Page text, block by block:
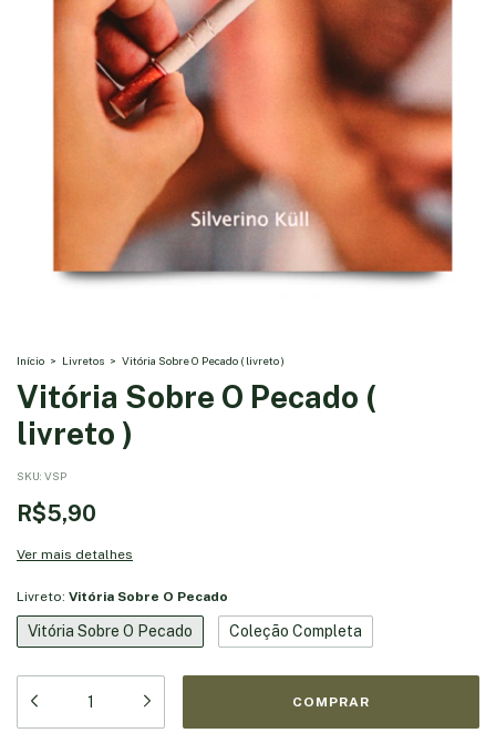
Início > Livretos > Vitória Sobre O Pecado ( livreto )
Vitória Sobre O Pecado (
livreto )
SKU: VSP
R$5,90
Ver mais detalhes
Livreto: Vitória Sobre O Pecado
Vitória Sobre O Pecado Coleção Completa